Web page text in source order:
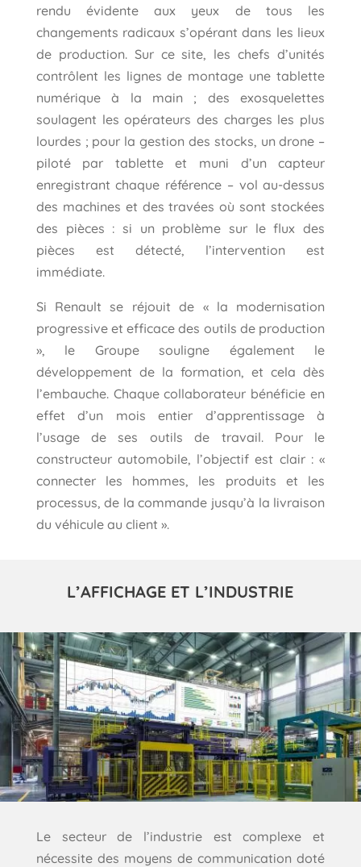
rendu évidente aux yeux de tous les
changements radicaux s’opérant dans les lieux
de production. Sur ce site, les chefs d’unités
contrôlent les lignes de montage une tablette
numérique à la main ; des exosquelettes
soulagent les opérateurs des charges les plus
lourdes ; pour la gestion des stocks, un drone –
piloté par tablette et muni d’un capteur
enregistrant chaque référence – vol au-dessus
des machines et des travées où sont stockées
des pièces : si un problème sur le flux des
pièces est détecté, l’intervention est
immédiate.
Si Renault se réjouit de « la modernisation
progressive et efficace des outils de production
», le Groupe souligne également le
développement de la formation, et cela dès
l’embauche. Chaque collaborateur bénéficie en
effet d’un mois entier d’apprentissage à
l’usage de ses outils de travail. Pour le
constructeur automobile, l’objectif est clair : «
connecter les hommes, les produits et les
processus, de la commande jusqu’à la livraison
du véhicule au client ».
L’AFFICHAGE ET L’INDUSTRIE
Le secteur de l’industrie est complexe et
nécessite des moyens de communication doté